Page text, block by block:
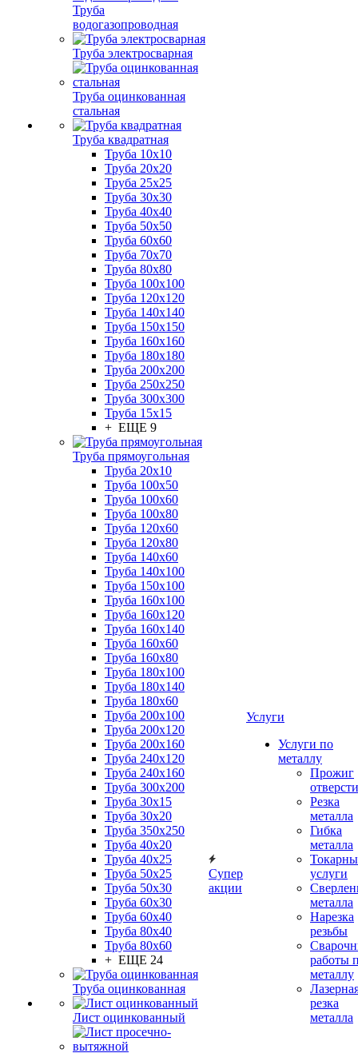
Труба
водогазопроводная
Труба электросварная
Труба оцинкованная
стальная
Труба квадратная
Труба 10x10
Труба 20x20
Труба 25x25
Труба 30x30
Труба 40x40
Труба 50x50
Труба 60x60
Труба 70x70
Труба 80x80
Труба 100x100
Труба 120x120
Труба 140x140
Труба 150x150
Труба 160x160
Труба 180x180
Труба 200x200
Труба 250x250
Труба 300x300
Труба 15x15
+ ЕЩЕ 9
Труба прямоугольная
Труба 20x10
Труба 100x50
Труба 100x60
Труба 100x80
Труба 120x60
Труба 120x80
Труба 140x60
Труба 140x100
Труба 150x100
Труба 160x100
Труба 160x120
Труба 160x140
Труба 160x60
Труба 160x80
Труба 180x100
Труба 180x140
Труба 180x60
Труба 200x100
Труба 200x120
Труба 200x160
Труба 240x120
Труба 240x160
Труба 300x200
Труба 30x15
Труба 30x20
Труба 350x250
Труба 40x20
Труба 40x25
Труба 50x25
Труба 50x30
Труба 60x30
Труба 60x40
Труба 80x40
Труба 80x60
+ ЕЩЕ 24
Труба оцинкованная
Лист оцинкованный
Супер
акции
Услуги
Услуги по
металлу
Прожиг
Резка
металла
Гибка
металла
услуги
металла
Нарезка
резьбы
работы
металлу
резка
металла